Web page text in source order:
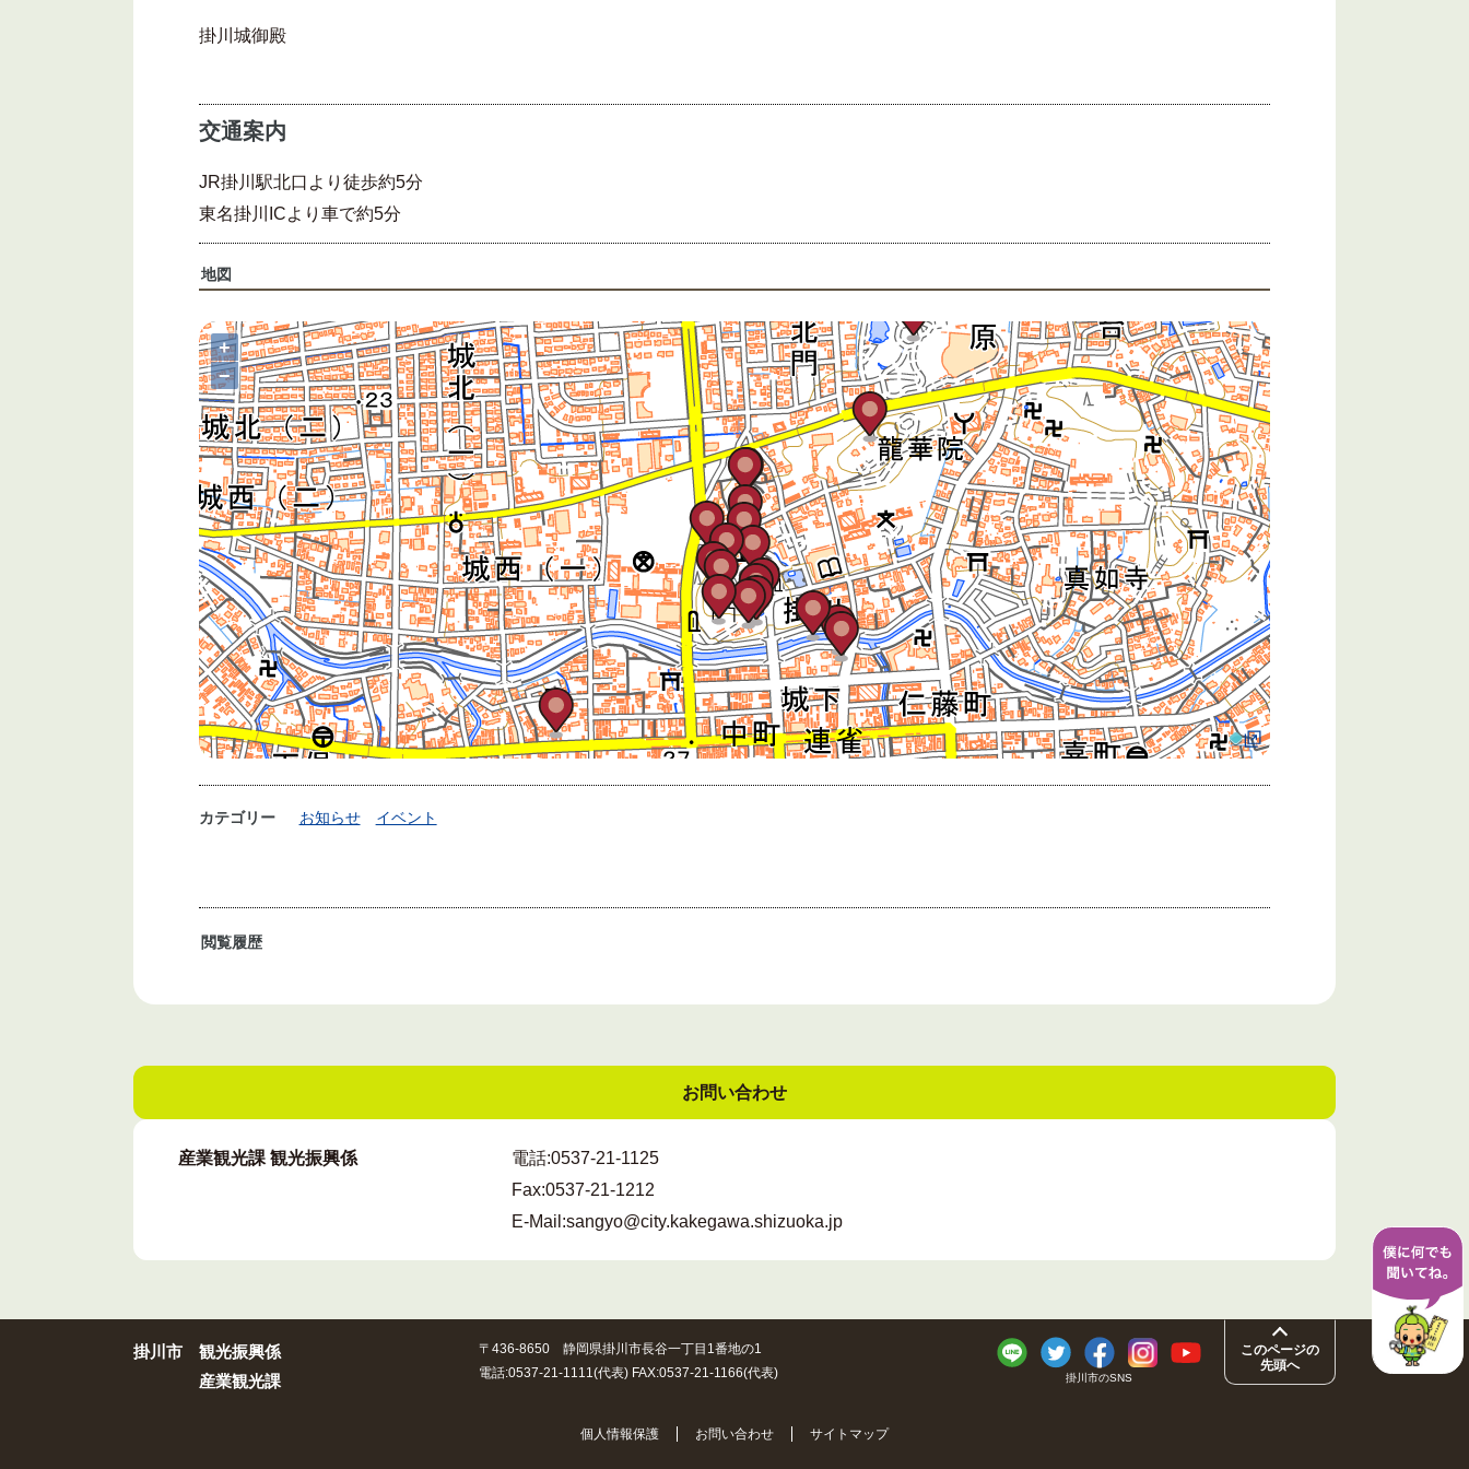
掛川城御殿
交通案内
JR掛川駅北口より徒歩約5分
東名掛川ICより車で約5分
地図
+
−
カテゴリー お知らせ イベント
閲覧履歴
お問い合わせ
産業観光課 観光振興係 電話:0537-21-1125
Fax:0537-21-1212
E-Mail:sangyo@city.kakegawa.shizuoka.jp
このページの
先頭へ
掛川市
観光振興係
産業観光課
〒436-8650 静岡県掛川市長谷一丁目1番地の1
電話:0537-21-1111(代表) FAX:0537-21-1166(代表)
掛川市のSNS
個人情報保護 お問い合わせ サイトマップ